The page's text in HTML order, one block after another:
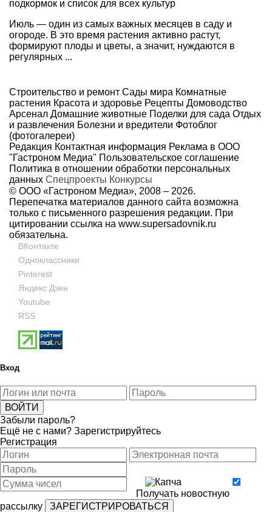
подкормок и список для всех культур
Июль — один из самых важных месяцев в саду и
огороде. В это время растения активно растут,
формируют плоды и цветы, а значит, нуждаются в
регулярных ...
Строительство и ремонт Сады мира Комнатные
растения Красота и здоровье Рецепты Домоводство
Арсенал Домашние животные Поделки для сада Отдых
и развлечения Болезни и вредители Фотоблог
(фотогалереи)
Редакция Контактная информация Реклама в ООО
"Гастроном Медиа" Пользовательское соглашение
Политика в отношении обработки персональных
данных Спецпроекты Конкурсы
© ООО «Гастроном Медиа», 2008 – 2026.
Перепечатка материалов данного сайта возможна
только с письменного разрешения редакции. При
цитировании ссылка на www.supersadovnik.ru
обязательна.
ВКонтакте
Одноклассники
Pinterest
Яндекс Дзен
Youtube
RSS
Вход
Забыли пароль?
Ещё не с нами? Зарегистрируйтесь
Регистрация
Получать новостную
рассылку